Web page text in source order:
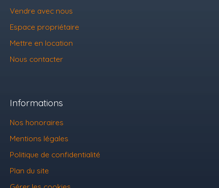
Vendre avec nous
Espace propriétaire
Mettre en location
Nous contacter
Informations
Nos honoraires
Mentions légales
Politique de confidentialité
Plan du site